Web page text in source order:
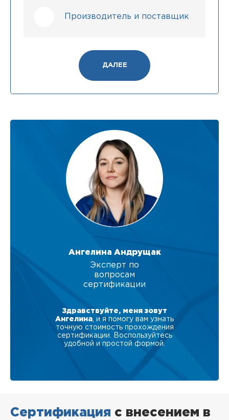
Производитель и поставщик
ДАЛЕЕ
Ангелина Андрущак
Эксперт по
вопросам
сертификации
Здравствуйте, меня зовут
Ангелина , и я помогу вам узнать
точную стоимость прохождения
сертификации. Воспользуйтесь
удобной и простой формой.
Сертификация с внесением в